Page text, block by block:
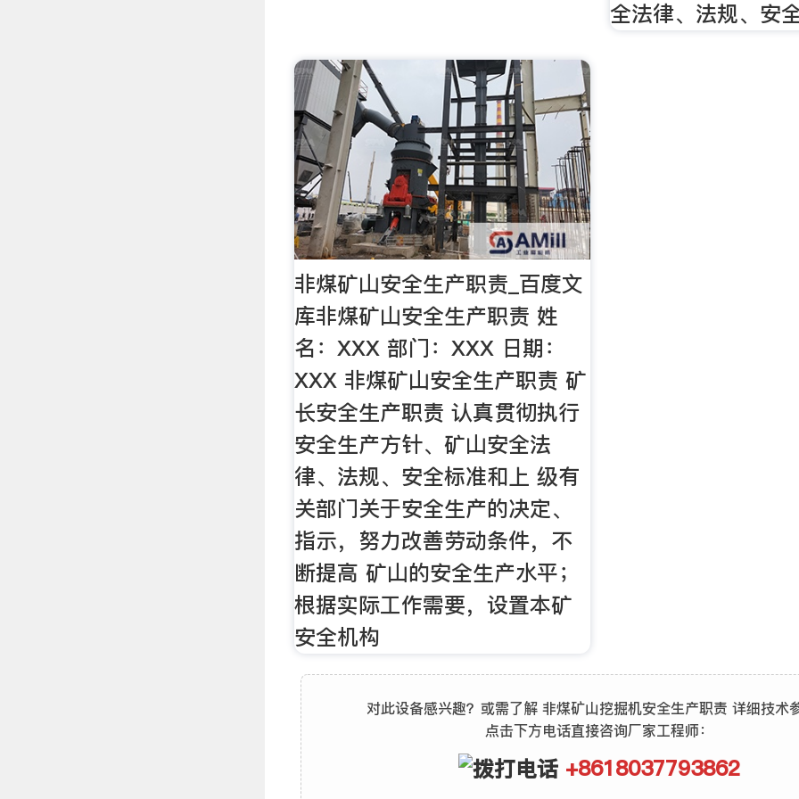
全法律、法规、安
非煤矿山安全生产职责_百度文
库非煤矿山安全生产职责 姓
名：XXX 部门：XXX 日期：
XXX 非煤矿山安全生产职责 矿
长安全生产职责 认真贯彻执行
安全生产方针、矿山安全法
律、法规、安全标准和上 级有
关部门关于安全生产的决定、
指示，努力改善劳动条件，不
断提高 矿山的安全生产水平；
根据实际工作需要，设置本矿
安全机构
对此设备感兴趣？或需了解 非煤矿山挖掘机安全生产职责 详细技术
点击下方电话直接咨询厂家工程师：
+8618037793862